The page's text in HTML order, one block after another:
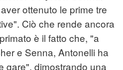
ottenuto le prime tre
Ciò che rende ancora
è il fatto che, "a
e Senna, Antonelli ha
gare", dimostrando una